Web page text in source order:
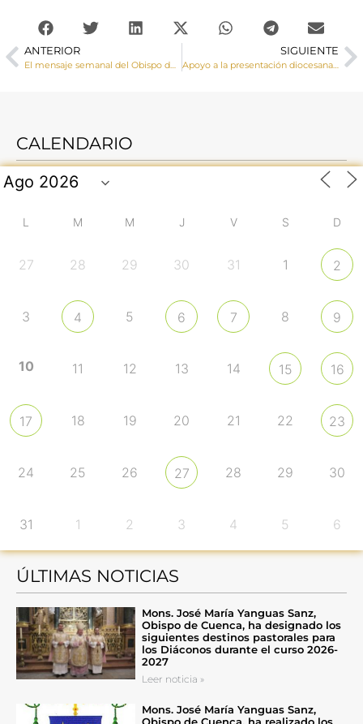
ANTERIOR SIGUIENTE
Apoyo a la presentación diocesana de resultados de la Asignación Tributaria
CALENDARIO
L M M J V S D
27 28 29 30 31 1 2
3 4 5 6 7 8 9
10 11 12 13 14 15 16
17 18 19 20 21 22 23
24 25 26 27 28 29 30
31 1 2 3 4 5 6
ÚLTIMAS NOTICIAS
Mons. José María Yanguas Sanz,
Obispo de Cuenca, ha designado los
siguientes destinos pastorales para
los Diáconos durante el curso 2026-
2027
Leer noticia »
Mons. José María Yanguas Sanz,
Obispo de Cuenca, ha realizado los